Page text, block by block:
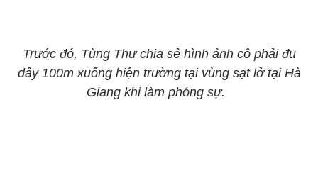
Trước đó, Tùng Thư chia sẻ hình ảnh cô phải đu
dây 100m xuống hiện trường tại vùng sạt lở tại Hà
Giang khi làm phóng sự.